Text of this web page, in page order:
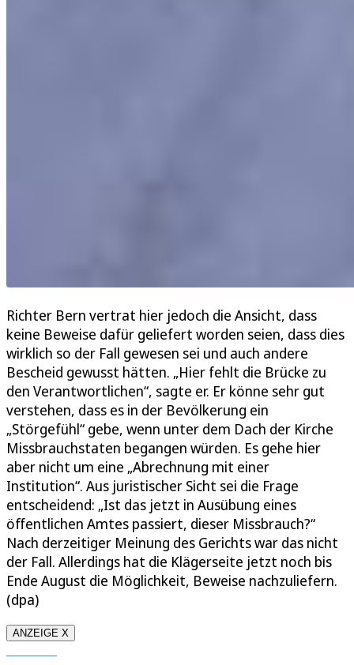
Richter Bern vertrat hier jedoch die Ansicht, dass
keine Beweise dafür geliefert worden seien, dass dies
wirklich so der Fall gewesen sei und auch andere
Bescheid gewusst hätten. „Hier fehlt die Brücke zu
den Verantwortlichen“, sagte er. Er könne sehr gut
verstehen, dass es in der Bevölkerung ein
„Störgefühl“ gebe, wenn unter dem Dach der Kirche
Missbrauchstaten begangen würden. Es gehe hier
aber nicht um eine „Abrechnung mit einer
Institution“. Aus juristischer Sicht sei die Frage
entscheidend: „Ist das jetzt in Ausübung eines
öffentlichen Amtes passiert, dieser Missbrauch?“
Nach derzeitiger Meinung des Gerichts war das nicht
der Fall. Allerdings hat die Klägerseite jetzt noch bis
Ende August die Möglichkeit, Beweise nachzuliefern.
(dpa)
ANZEIGE X